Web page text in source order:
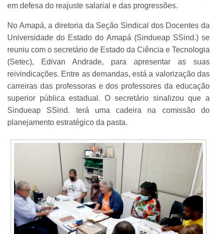
em defesa do reajuste salarial e das progressões.
No Amapá, a diretoria da Seção Sindical dos Docentes da
Universidade do Estado do Amapá (Sindueap SSind.) se
reuniu com o secretário de Estado da Ciência e Tecnologia
(Setec), Edivan Andrade, para apresentar as suas
reivindicações. Entre as demandas, está a valorização das
carreiras das professoras e dos professores da educação
superior pública estadual. O secretário sinalizou que a
Sindueap SSind. terá uma cadeira na comissão do
planejamento estratégico da pasta.